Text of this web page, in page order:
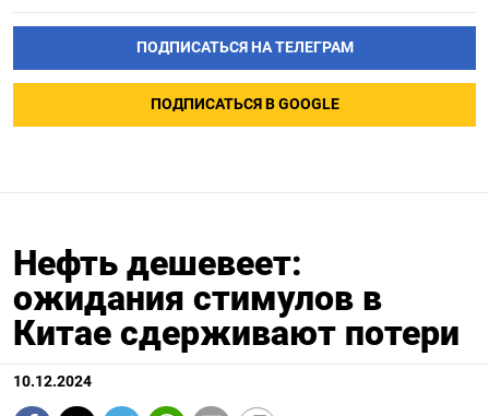
ПОДПИСАТЬСЯ НА ТЕЛЕГРАМ
ПОДПИСАТЬСЯ В GOOGLE
Нефть дешевеет:
ожидания стимулов в
Китае сдерживают потери
10.12.2024